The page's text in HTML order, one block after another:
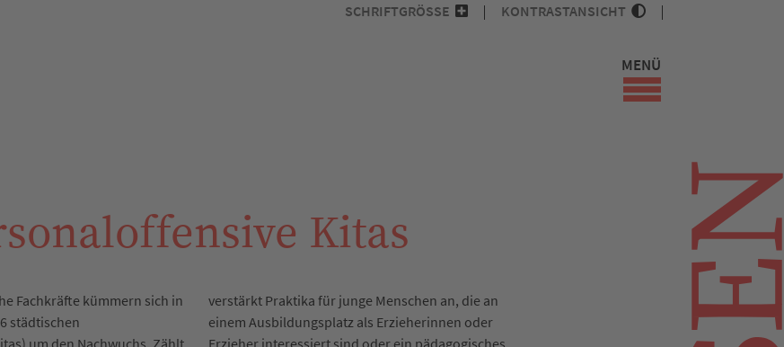
SCHRIFTGRÖSSE KONTRASTANSICHT
MENÜ
Kitas
Fachkräfte kümmern sich in
städtischen
um den Nachwuchs. Zählt
verstärkt Praktika für junge Menschen an, die an
einem Ausbildungsplatz als Erzieherinnen oder
Erzieher interessiert sind oder ein pädagogisches